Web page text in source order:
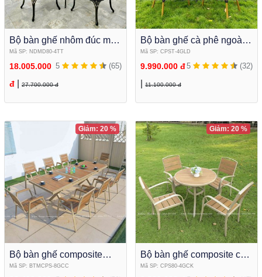
Bộ bàn ghế nhôm đúc mặt
đá tròn cao cấp để sân
vườn NDMD80-4TT
Mã SP: NDMD80-4TT
5 (65)
18.005.000
đ
27.700.000 đ
Bộ bàn ghế cà phê ngoài
trời Bàn tròn kết hợp ghế
lưới textilene cao cấp
Mã SP: CPST-4GLD
5 (32)
9.990.000 đ
11.100.000 đ
Bộ bàn ghế composite
ngoài trời kéo dài thu gọn
Mã SP: BTMCPS-8GCC
Giảm: 20 %
Bộ bàn ghế composite cà
phê ngoài trời mặt tròn 4
Mã SP: CPS80-4GCK
Giảm: 20 %